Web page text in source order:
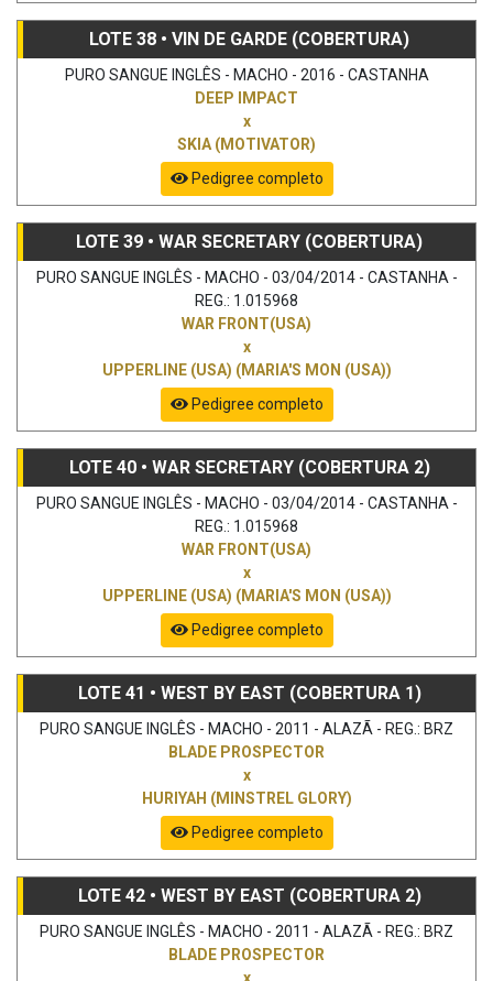
LOTE 38 • VIN DE GARDE (COBERTURA)
PURO SANGUE INGLÊS - MACHO - 2016 - CASTANHA
DEEP IMPACT
x
SKIA (MOTIVATOR)
Pedigree completo
LOTE 39 • WAR SECRETARY (COBERTURA)
PURO SANGUE INGLÊS - MACHO - 03/04/2014 - CASTANHA -
REG.: 1.015968
WAR FRONT(USA)
x
UPPERLINE (USA) (MARIA'S MON (USA))
Pedigree completo
LOTE 40 • WAR SECRETARY (COBERTURA 2)
PURO SANGUE INGLÊS - MACHO - 03/04/2014 - CASTANHA -
REG.: 1.015968
WAR FRONT(USA)
x
UPPERLINE (USA) (MARIA'S MON (USA))
Pedigree completo
LOTE 41 • WEST BY EAST (COBERTURA 1)
PURO SANGUE INGLÊS - MACHO - 2011 - ALAZÃ - REG.: BRZ
BLADE PROSPECTOR
x
HURIYAH (MINSTREL GLORY)
Pedigree completo
LOTE 42 • WEST BY EAST (COBERTURA 2)
PURO SANGUE INGLÊS - MACHO - 2011 - ALAZÃ - REG.: BRZ
BLADE PROSPECTOR